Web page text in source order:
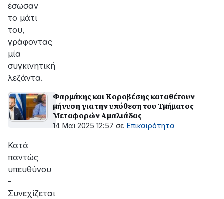
έσωσαν
το μάτι
του,
γράφοντας
μία
συγκινητική
λεζάντα.
Φαρμάκης και Κοροβέσης καταθέτουν
μήνυση για την υπόθεση του Τμήματος
Μεταφορών Αμαλιάδας
14 Μαϊ 2025 12:57 σε Επικαιρότητα
Κατά
παντώς
υπευθύνου
-
Συνεχίζεται